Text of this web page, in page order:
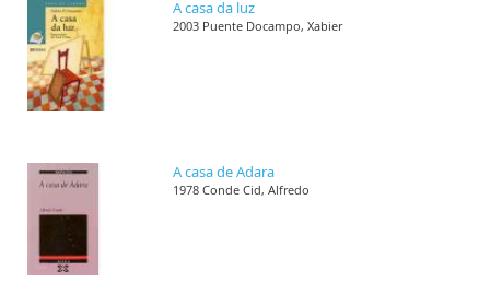
A casa da luz
2003 Puente Docampo, Xabier
A casa de Adara
1978 Conde Cid, Alfredo